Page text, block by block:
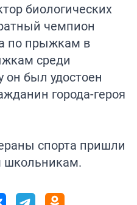
биологических
чемпион
по прыжкам в
среди
он был удостоен
города-героя
спорта пришли
школьникам.